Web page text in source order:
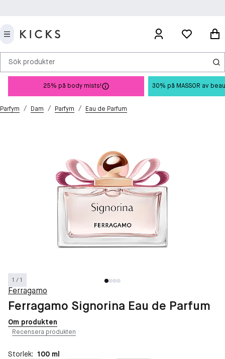
Sök produkter
25% på body mists! 30% på MASSOR av
Parfym / Dam / Parfym / Eau de Parfum
1 / 1
Ferragamo
Ferragamo Signorina Eau de Parfum
Om produkten
Recensera produkten
Storlek: 100 ml